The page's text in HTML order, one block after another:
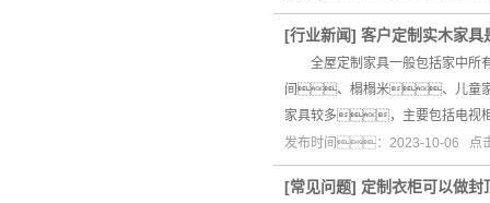
[行业新闻] 客户定制实木家具
全屋定制家具一般包括家中
间、榻榻米、儿童
家具较多，主要包括电
发布时间：2023-10-06
[常见问题] 定制衣柜可以做